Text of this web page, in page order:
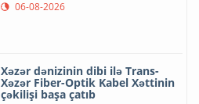
06-08-2026
Xəzər dənizinin dibi ilə Trans-
Xəzər Fiber-Optik Kabel Xəttinin
çəkilişi başa çatıb